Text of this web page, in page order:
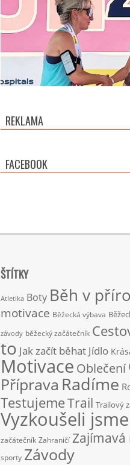
REKLAMA
FACEBOOK
ŠTÍTKY
Atletika Boty Běh v
motivace Běžecká výbava
závody běžecký začátečník
to Jak začít běhat Jídlo
Motivace Oblečení
Příprava Radíme
TestujemeTrail Trailový
Vyzkoušeli jsme
začátečník Zahraničí Zajímavá
sporty Závody